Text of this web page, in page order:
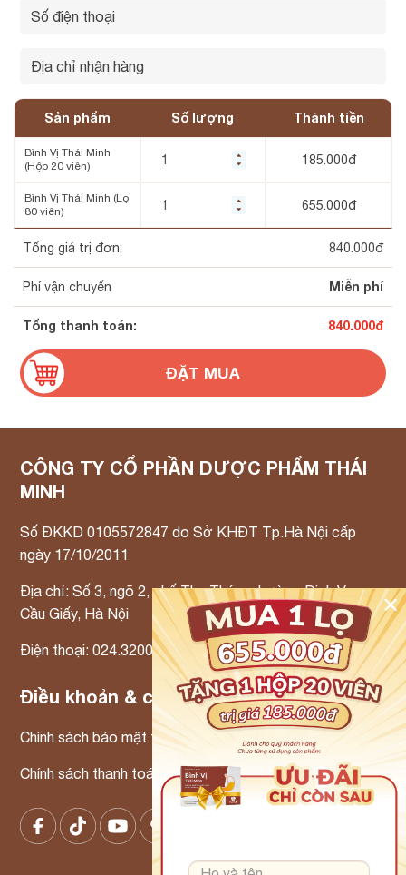
Sản phẩm
Bình Vị Thái Minh
(Hộp 20 viên)
Bình Vị Thái Minh (Lọ
80 viên)
Số lượng Thành tiền
185.000đ
655.000đ
Tổng giá trị đơn: 840.000đ
Phí vận chuyển Miễn phí
Tổng thanh toán: 840.000đ
CÔNG TY CỔ PHẦN DƯỢC PHẨM THÁI
MINH
Số ĐKKD 0105572847 do Sở KHĐT Tp.Hà Nội cấp
ngày 17/10/2011
Địa chỉ: Số 3, ngõ 2, phố Thọ Tháp, phường Dịch Vọng,
Cầu Giấy, Hà Nội
Điện thoại: 024.3200.3300 Email: info@tmp.vn
Điều khoản & chính sách
Chính sách bảo mật thông tin
Chính sách thanh toán – Chính sách xử lý khiếu nại
✕